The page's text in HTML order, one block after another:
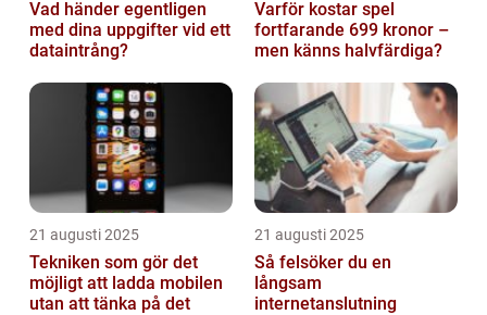
Vad händer egentligen
med dina uppgifter vid ett
dataintrång?
Varför kostar spel
fortfarande 699 kronor –
men känns halvfärdiga?
21 augusti 2025
Tekniken som gör det
möjligt att ladda mobilen
utan att tänka på det
21 augusti 2025
Så felsöker du en
långsam
internetanslutning